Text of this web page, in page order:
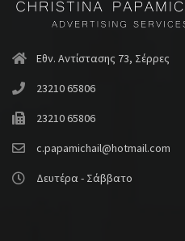
Εθν. Αντίστασης 73, Σέρρες
23210 65806
23210 65806
c.papamichail@hotmail.com
Δευτέρα - Σάββατο